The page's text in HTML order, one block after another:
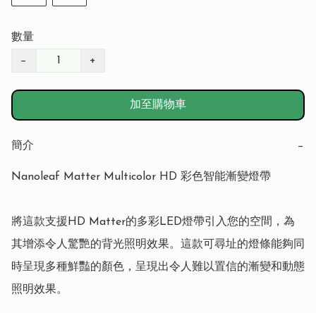
數量
− +
加至購物車
簡介 −
Nanoleaf Matter Multicolor HD 彩色智能漸變燈帶
將這款支援HD Matter的多彩LED燈帶引入您的空間，為
其增添令人驚艷的背光照明效果。這款可尋址的燈條能夠同
時呈現多種鮮豔的顏色，呈現出令人難以置信的漸變和動態
照明效果。